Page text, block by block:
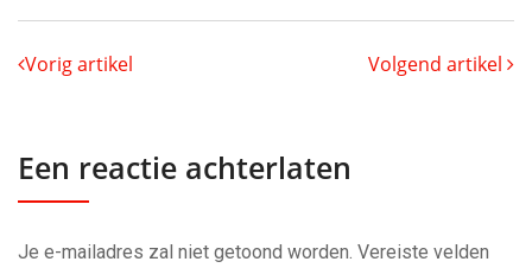
Vorig artikel Volgend artikel
Een reactie achterlaten
Je e-mailadres zal niet getoond worden. Vereiste velden